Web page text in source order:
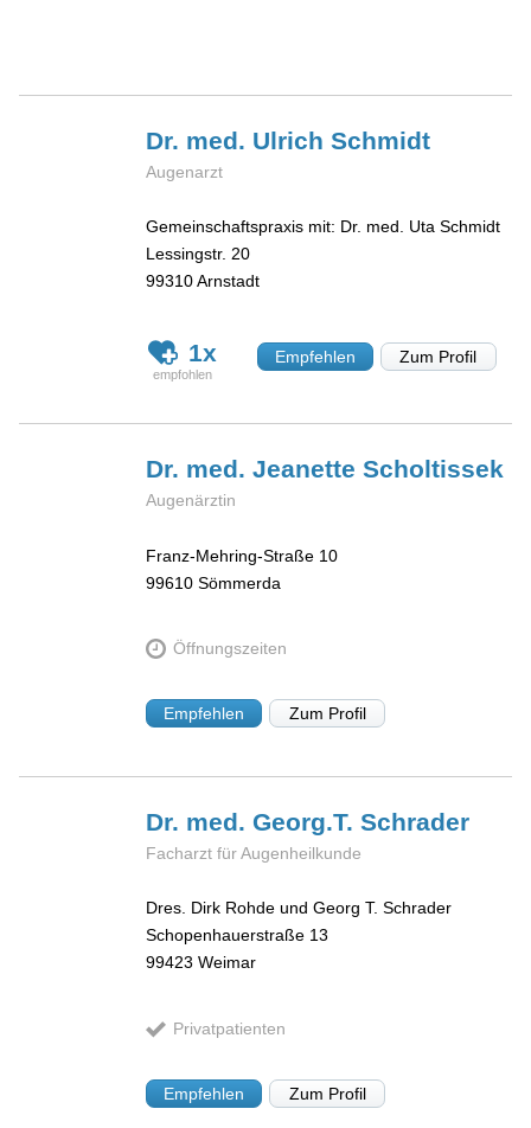
Dr. med. UlrichSchmidt
Augenarzt
Gemeinschaftspraxis mit: Dr. med. Uta Schmidt
Lessingstr. 20
99310Arnstadt
1x Empfehlen Zum Profil
Dr. med. JeanetteScholtissek
Augenärztin
Franz-Mehring-Straße 10
99610 Sömmerda
Öffnungszeiten
Empfehlen Zum Profil
Dr. med. Georg.T.Schrader
Facharzt für Augenheilkunde
Dres. Dirk Rohde und Georg T. Schrader
Schopenhauerstraße 13
99423 Weimar
Privatpatienten
Empfehlen Zum Profil